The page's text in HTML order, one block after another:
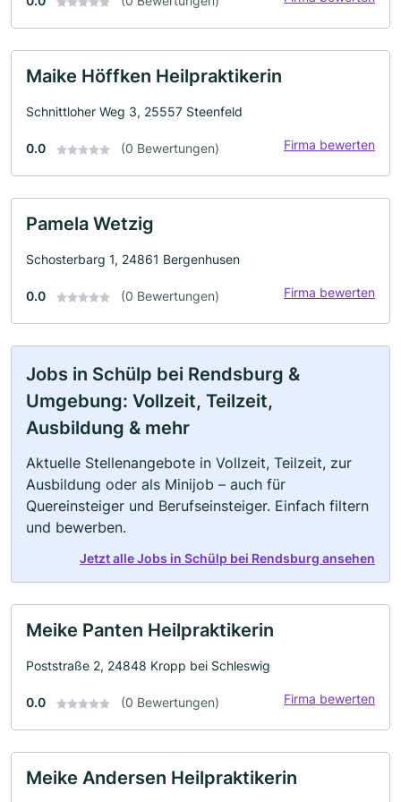
Maike Höffken Heilpraktikerin
Schnittloher Weg 3, 25557 Steenfeld
0.0 (0 Bewertungen) Firma bewerten
Pamela Wetzig
Schosterbarg 1, 24861 Bergenhusen
0.0 (0 Bewertungen) Firma bewerten
Jobs in Schülp bei Rendsburg &
Umgebung: Vollzeit, Teilzeit,
Ausbildung & mehr
Aktuelle Stellenangebote in Vollzeit, Teilzeit, zur
Ausbildung oder als Minijob – auch für
Quereinsteiger und Berufseinsteiger. Einfach filtern
und bewerben.
Jetzt alle Jobs in Schülp bei Rendsburg ansehen
Meike Panten Heilpraktikerin
Poststraße 2, 24848 Kropp bei Schleswig
0.0 (0 Bewertungen) Firma bewerten
Meike Andersen Heilpraktikerin